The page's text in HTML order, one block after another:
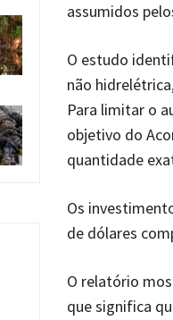
assumidos
O estudo
não
Para limitar o
objetivo do
quantidade
Os
de dólares
O relatório
que significa